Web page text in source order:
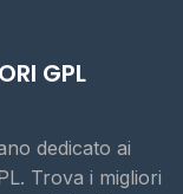
GPL
dedicato ai
Trova i migliori